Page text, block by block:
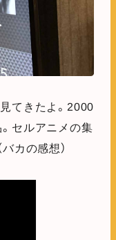
てきたよ。2000
セルアニメの集
カの感想）